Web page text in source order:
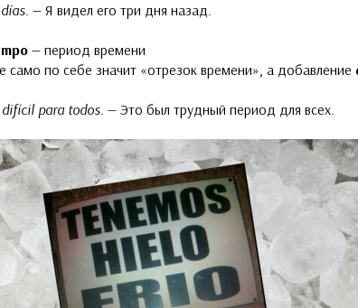
— Я видел его три дня назад.
— период времени
само по себе значит «отрезок времени», а добавление
difícil para todos. — Это был трудный период для всех.